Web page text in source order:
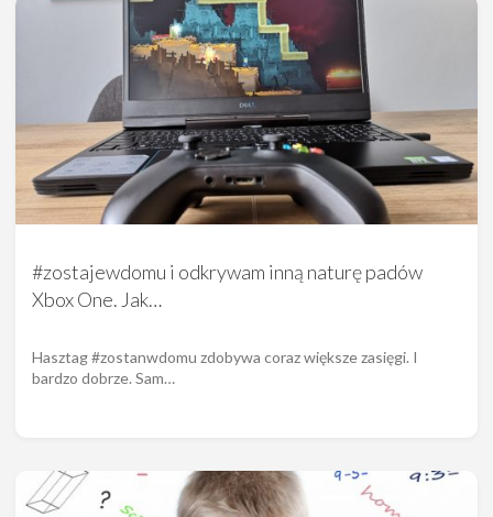
#zostajewdomu i odkrywam inną naturę padów
Xbox One. Jak…
Hasztag #zostanwdomu zdobywa coraz większe zasięgi. I
bardzo dobrze. Sam…